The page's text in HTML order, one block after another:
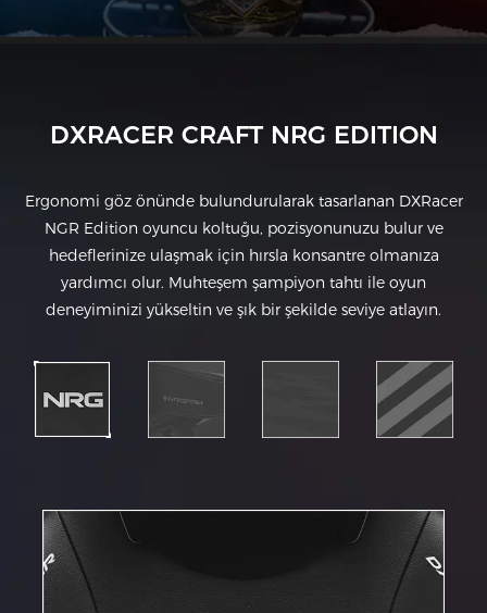
DXRACER CRAFT NRG EDITION
Ergonomi göz önünde bulundurularak tasarlanan DXRacer
NGR Edition oyuncu koltuğu, pozisyonunuzu bulur ve
hedeflerinize ulaşmak için hırsla konsantre olmanıza
yardımcı olur. Muhteşem şampiyon tahtı ile oyun
deneyiminizi yükseltin ve şık bir şekilde seviye atlayın.